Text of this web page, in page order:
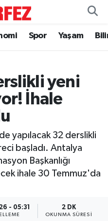
Spor Yaşam
yeni
İhale
yapılacak 32 derslikli
başladı. Antalya
Başkanlığı
ihale 30 Temmuz'da
- 05:31 2 DK
OKUNMA SÜRESI
ve Fikstür